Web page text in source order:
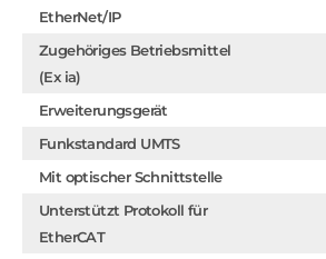
EtherNet/IP
Zugehöriges Betriebsmittel
(Ex ia)
Erweiterungsgerät
Funkstandard UMTS
Mit optischer Schnittstelle
Unterstützt Protokoll für
EtherCAT